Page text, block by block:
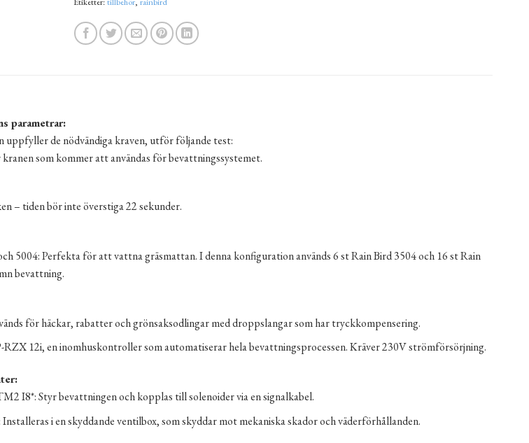
parametrar:
uppfyller de nödvändiga kraven, utför följande test:
som kommer att användas för bevattningssystemet.
– tiden bör inte överstiga 22 sekunder.
5004: Perfekta för att vattna gräsmattan. I denna konfiguration används 6 st Rain Bird 3504 och 16 st Rain
bevattning.
för häckar, rabatter och grönsaksodlingar med droppslangar som har tryckkompensering.
RZX 12i, en inomhuskontroller som automatiserar hela bevattningsprocessen. Kräver 230V strömförsörjning.
I8*: Styr bevattningen och kopplas till solenoider via en signalkabel.
i en skyddande ventilbox, som skyddar mot mekaniska skador och väderförhållanden.